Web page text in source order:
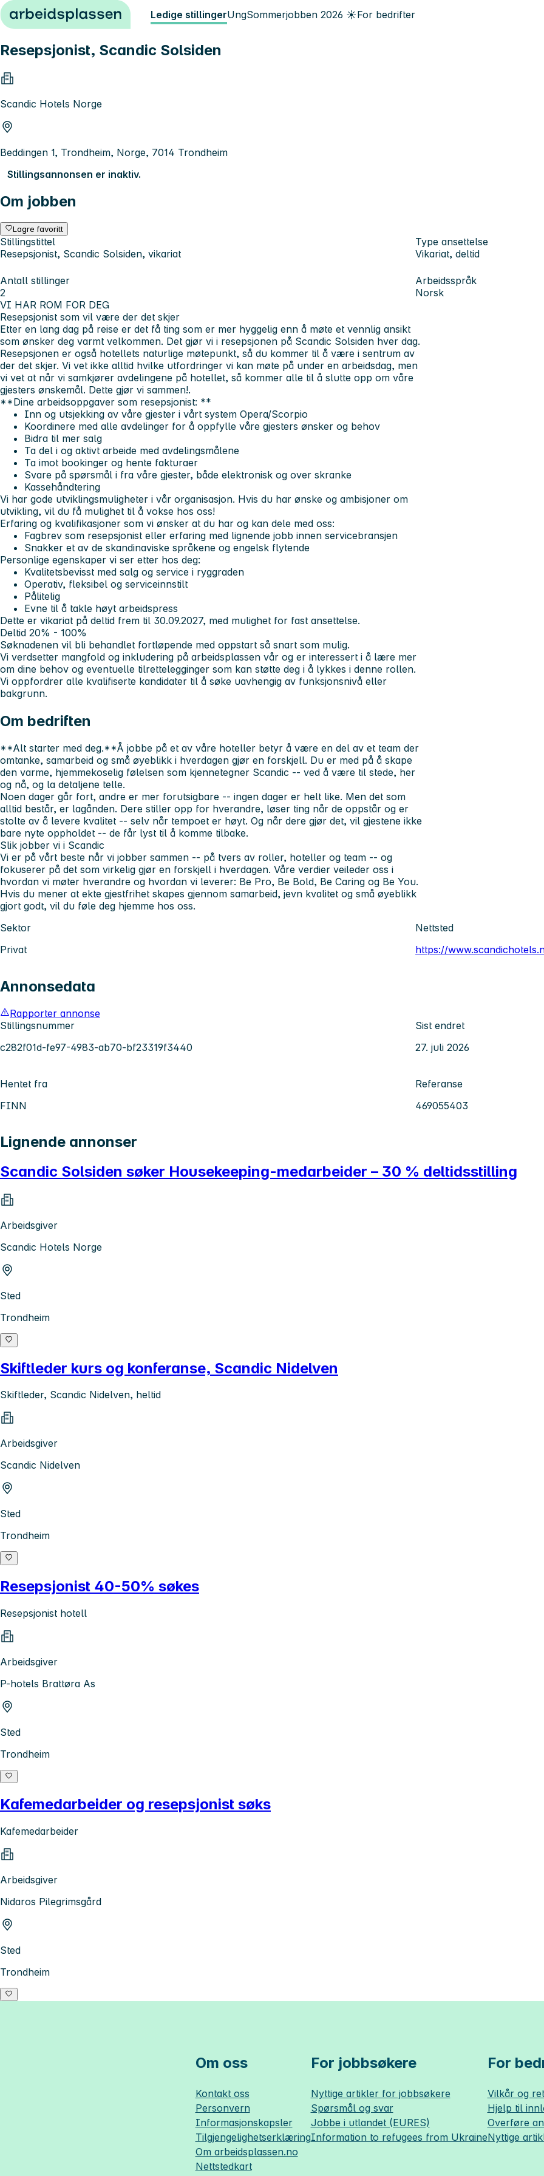
Hopp til innhold Ledige stillingerUngSommerjobben 2026 ☀️For bedrifter
Resepsjonist, Scandic Solsiden
Scandic Hotels Norge
Beddingen 1, Trondheim, Norge, 7014 Trondheim
Stillingsannonsen er inaktiv.
Om jobben
Lagre favoritt
Stillingstittel
Resepsjonist, Scandic Solsiden, vikariat
Type ansettelse
Vikariat, deltid
Antall stillinger
2
Arbeidsspråk
Norsk
VI HAR ROM FOR DEG
Resepsjonist som vil være der det skjer
Etter en lang dag på reise er det få ting som er mer hyggelig enn å møte et vennlig ansikt
som ønsker deg varmt velkommen. Det gjør vi i resepsjonen på Scandic Solsiden hver dag.
Resepsjonen er også hotellets naturlige møtepunkt, så du kommer til å være i sentrum av
der det skjer. Vi vet ikke alltid hvilke utfordringer vi kan møte på under en arbeidsdag, men
vi vet at når vi samkjører avdelingene på hotellet, så kommer alle til å slutte opp om våre
gjesters ønskemål. Dette gjør vi sammen!.
**Dine arbeidsoppgaver som resepsjonist: **
Inn og utsjekking av våre gjester i vårt system Opera/Scorpio
Koordinere med alle avdelinger for å oppfylle våre gjesters ønsker og behov
Bidra til mer salg
Ta del i og aktivt arbeide med avdelingsmålene
Ta imot bookinger og hente fakturaer
Svare på spørsmål i fra våre gjester, både elektronisk og over skranke
Kassehåndtering
Vi har gode utviklingsmuligheter i vår organisasjon. Hvis du har ønske og ambisjoner om
utvikling, vil du få mulighet til å vokse hos oss!
Erfaring og kvalifikasjoner som vi ønsker at du har og kan dele med oss:
Fagbrev som resepsjonist eller erfaring med lignende jobb innen servicebransjen
Snakker et av de skandinaviske språkene og engelsk flytende
Personlige egenskaper vi ser etter hos deg:
Kvalitetsbevisst med salg og service i ryggraden
Operativ, fleksibel og serviceinnstilt
Pålitelig
Evne til å takle høyt arbeidspress
Dette er vikariat på deltid frem til 30.09.2027, med mulighet for fast ansettelse.
Deltid 20% - 100%
Søknadenen vil bli behandlet fortløpende med oppstart så snart som mulig.
Vi verdsetter mangfold og inkludering på arbeidsplassen vår og er interessert i å lære mer
om dine behov og eventuelle tilrettelegginger som kan støtte deg i å lykkes i denne rollen.
Vi oppfordrer alle kvalifiserte kandidater til å søke uavhengig av funksjonsnivå eller
bakgrunn.
Om bedriften
**Alt starter med deg.**Å jobbe på et av våre hoteller betyr å være en del av et team der
omtanke, samarbeid og små øyeblikk i hverdagen gjør en forskjell. Du er med på å skape
den varme, hjemmekoselig følelsen som kjennetegner Scandic -- ved å være til stede, her
og nå, og la detaljene telle.
Noen dager går fort, andre er mer forutsigbare -- ingen dager er helt like. Men det som
alltid består, er lagånden. Dere stiller opp for hverandre, løser ting når de oppstår og er
stolte av å levere kvalitet -- selv når tempoet er høyt. Og når dere gjør det, vil gjestene ikke
bare nyte oppholdet -- de får lyst til å komme tilbake.
Slik jobber vi i Scandic
Vi er på vårt beste når vi jobber sammen -- på tvers av roller, hoteller og team -- og
fokuserer på det som virkelig gjør en forskjell i hverdagen. Våre verdier veileder oss i
hvordan vi møter hverandre og hvordan vi leverer: Be Pro, Be Bold, Be Caring og Be You.
Hvis du mener at ekte gjestfrihet skapes gjennom samarbeid, jevn kvalitet og små øyeblikk
gjort godt, vil du føle deg hjemme hos oss.
Sektor
Privat
Nettsted
https://
Annonsedata
Rapporter annonse
Stillingsnummer
c282f01d-fe97-4983-ab70-bf23319f3440
Sist endret
27. juli 2026
Hentet fra
FINN
Referanse
469055403
Lignende annonser
Scandic Solsiden søker Housekeeping-medarbeider – 30 % deltidsstilling
Arbeidsgiver
Scandic Hotels Norge
Sted
Trondheim
Skiftleder kurs og konferanse, Scandic Nidelven
Skiftleder, Scandic Nidelven, heltid
Arbeidsgiver
Scandic Nidelven
Sted
Trondheim
Resepsjonist 40-50% søkes
Resepsjonist hotell
Arbeidsgiver
P-hotels Brattøra As
Sted
Trondheim
Kafemedarbeider og resepsjonist søks
Kafemedarbeider
Arbeidsgiver
Nidaros Pilegrimsgård
Sted
Trondheim
Om oss
Kontakt oss
Personvern
Informasjonskapsler
Tilgjengelighetserklæring
Om arbeidsplassen.no
Nettstedkart
For jobbsøkere
Nyttige artikler for jobbsøkere
Spørsmål og svar
Jobbe i utlandet (EURES)
Information to refugees from Ukraine
For
Vilkår og
Hjelp til
Overføre
Nyttige